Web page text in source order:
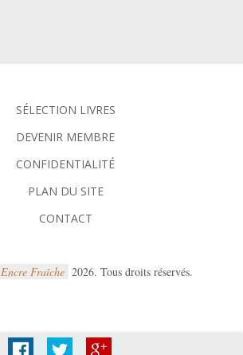
SÉLECTION LIVRES
DEVENIR MEMBRE
CONFIDENTIALITÉ
PLAN DU SITE
CONTACT
Encre Fraîche 2026. Tous droits réservés.